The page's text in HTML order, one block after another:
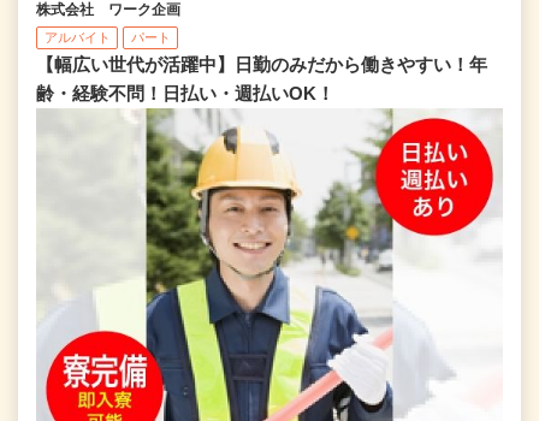
株式会社 ワーク企画
アルバイト パート
【幅広い世代が活躍中】日勤のみだから働きやすい！年
齢・経験不問！日払い・週払いOK！